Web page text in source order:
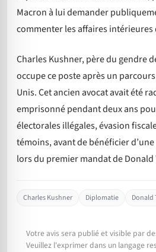
Macron à lui demander
commenter les affaires intérieures
Charles Kushner, père du gendre
occupe ce poste après un
Unis. Cet ancien avocat avait été
emprisonné pendant deux ans
électorales illégales, évasion
témoins, avant de bénéficier
lors du premier mandat de Donald
Charles Kushner Diplomatie Donald
Votre avis sera publié et visible par
Veuillez l'exprimer dans un langage